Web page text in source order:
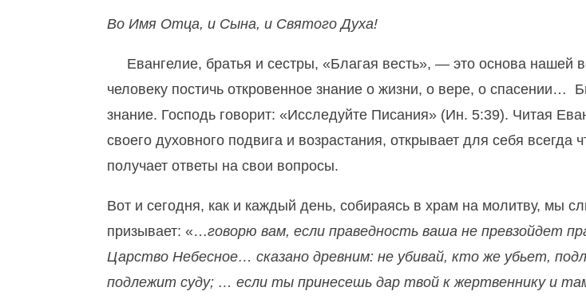
Во Имя Отца, и Сына, и Святого Духа!
Евангелие, братья и сестры, «Благая весть», — это основа нашей
человеку постичь откровенное знание о жизни, о вере, о спасении…
знание. Господь говорит: «Исследуйте Писания» (Ин. 5:39). Читая
своего духовного подвига и возрастания, открывает для себя
получает ответы на свои вопросы.
Вот и сегодня, как и каждый день, собираясь в храм на молитву, мы
призывает: «…говорю вам, если праведность ваша не превзойдет
Царство Небесное… сказано древним: не убивай, кто же убьет,
подлежит суду; … если ты принесешь дар твой к жертвеннику и